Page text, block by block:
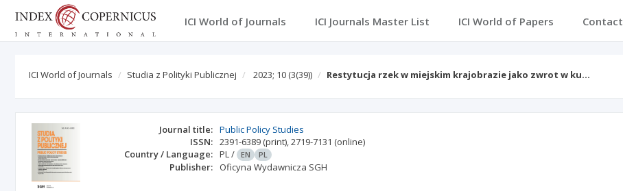
ICI World of Journals ICI Journals Master List ICI World of Papers Contact
ICI World of Journals Studia z Polityki Publicznej 2023; 10 (3(39)) Restytucja rzek w miejskim krajobrazie jako zwrot w ku…
Journal title: Public Policy Studies
ISSN: 2391-6389 (print),2719-7131 (online)
Country / Language: PL/ EN PL
Publisher: Oficyna Wydawnicza SGH